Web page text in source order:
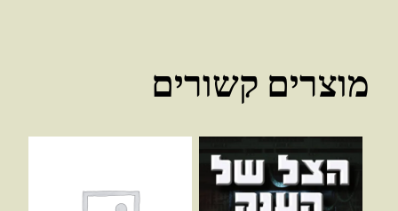
מוצרים קשורים